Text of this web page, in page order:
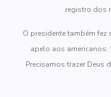
registro dos
O presidente também fez
apelo aos americanos:
Precisamos trazer Deus